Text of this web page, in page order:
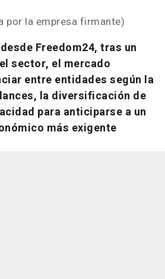
por la empresa firmante)
Freedom24, tras un
sector, el mercado
entre entidades según la
la diversificación de
para anticiparse a un
más exigente